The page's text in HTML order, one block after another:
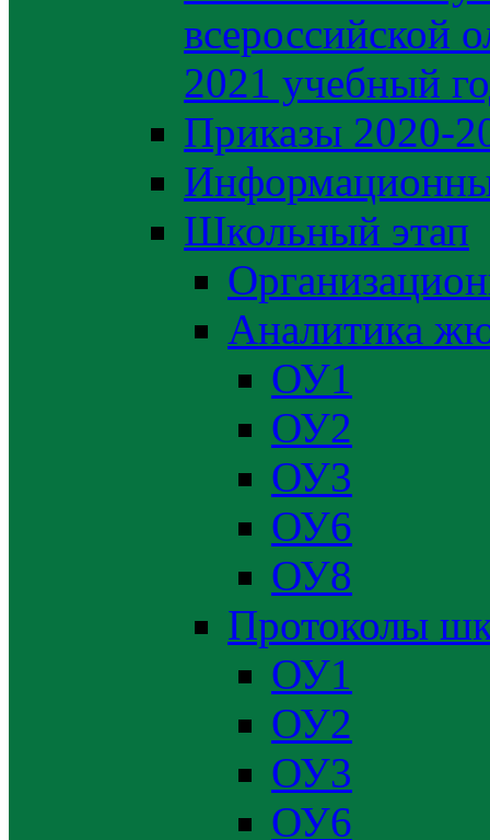
всероссийской
2021 учебный
Приказы 2020-
Школьный этап
Аналитика
ОУ1
ОУ2
ОУ3
ОУ6
ОУ8
Протоколы
ОУ1
ОУ2
ОУ3
ОУ6